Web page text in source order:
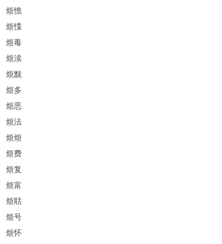
烦憺
烦惵
烦毒
烦渎
烦黩
烦多
烦恶
烦法
烦烦
烦费
烦复
烦富
烦聒
烦号
烦怀